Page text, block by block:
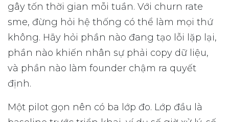
gây tốn thời gian mỗi tuần. Với churn rate
sme, đừng hỏi hệ thống có thể làm mọi thứ
không. Hãy hỏi phần nào đang tạo lỗi lặp lại,
phần nào khiến nhân sự phải copy dữ liệu,
và phần nào làm founder chậm ra quyết
định.
Một pilot gọn nên có ba lớp đo. Lớp đầu là